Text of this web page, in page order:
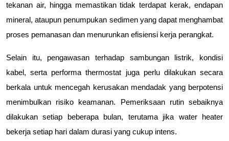
tekanan air, hingga memastikan tidak terdapat kerak, endapan
mineral, ataupun penumpukan sedimen yang dapat menghambat
proses pemanasan dan menurunkan efisiensi kerja perangkat.
Selain itu, pengawasan terhadap sambungan listrik, kondisi
kabel, serta performa thermostat juga perlu dilakukan secara
berkala untuk mencegah kerusakan mendadak yang berpotensi
menimbulkan risiko keamanan. Pemeriksaan rutin sebaiknya
dilakukan setiap beberapa bulan, terutama jika water heater
bekerja setiap hari dalam durasi yang cukup intens.